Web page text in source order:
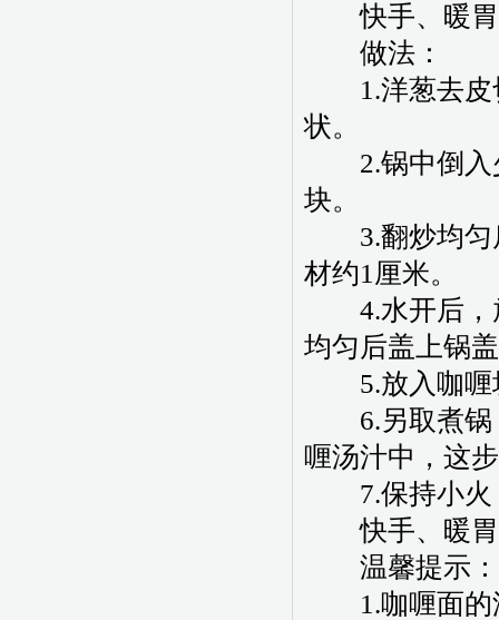
快手、暖胃
做法：
1.洋葱去皮
状。
2.锅中倒入
块。
3.翻炒均匀
材约1厘米。
4.水开后，
均匀后盖上锅
5.放入咖喱
6.另取煮锅
喱汤汁中，这
7.保持小火
快手、暖胃
温馨提示：
1.咖喱面的